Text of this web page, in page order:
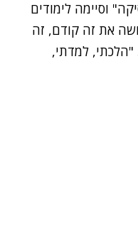
וסיימה לימודים
את זה קודם, זה
"הלכתי, למדתי,